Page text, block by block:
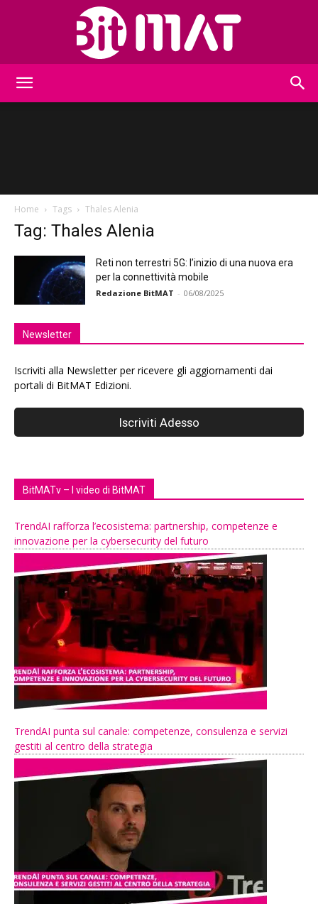
Home Tags Thales Alenia
Tag: Thales Alenia
Reti non terrestri 5G: l’inizio di una nuova era
per la connettività mobile
Redazione BitMAT - 06/08/2025
Newsletter
Iscriviti alla Newsletter per ricevere gli aggiornamenti dai
portali di BitMAT Edizioni.
BitMATv – I video di BitMAT
TrendAI rafforza l’ecosistema: partnership, competenze e
innovazione per la cybersecurity del futuro
TrendAI punta sul canale: competenze, consulenza e servizi
gestiti al centro della strategia